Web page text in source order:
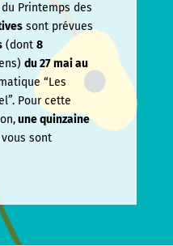
Printemps des
sont prévues
(dont 8
du 27 mai au
“Les
Pour cette
une quinzaine
sont